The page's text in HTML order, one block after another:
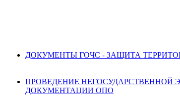
ДОКУМЕНТЫ ГОЧС - ЗАЩИТА
ПРОВЕДЕНИЕ НЕГОСУДАРСТВЕННОЙ
ДОКУМЕНТАЦИИ ОПО